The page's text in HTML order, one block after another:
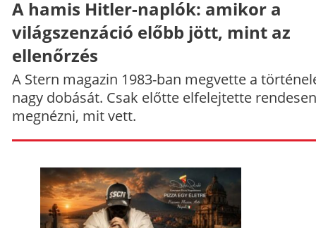
A hamis Hitler-naplók: amikor a
világszenzáció előbb jött, mint az
ellenőrzés
A Stern magazin 1983-ban megvette a
nagy dobását. Csak előtte elfelejtette rendesen
megnézni, mit vett.